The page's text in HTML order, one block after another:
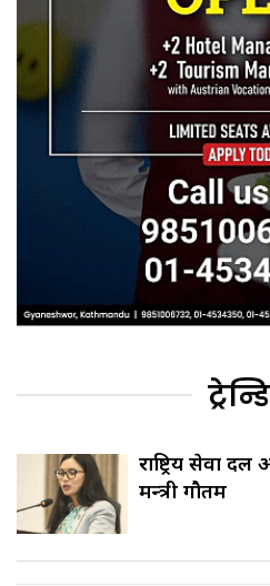
राष्ट्रिय सेवा
मन्त्री गौतम